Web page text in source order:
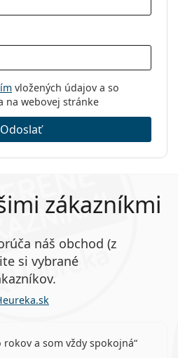
vložených údajov a so
na webovej stránke
Odoslať
zákazníkmi
náš obchod (z
si vybrané
a som vždy spokojná